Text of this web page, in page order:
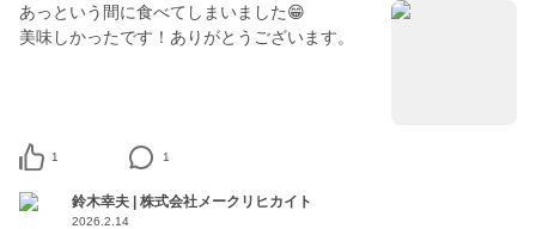
あっという間に食べてしまいました😁
美味しかったです！ありがとうございます。
1 1
鈴木幸夫 | 株式会社メークリヒカイト
2026.2.14